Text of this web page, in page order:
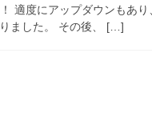
適度にアップダウンもあ
ました。 その後、 […]